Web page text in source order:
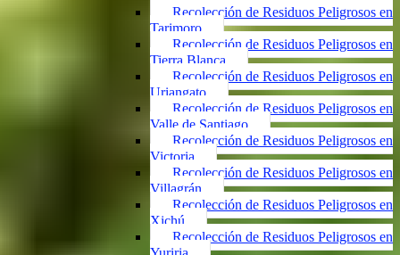
Recolección de Residuos Peligrosos en
Tarimoro
Recolección de Residuos Peligrosos en
Tierra Blanca
Recolección de Residuos Peligrosos en
Uriangato
Recolección de Residuos Peligrosos en
Valle de Santiago
Recolección de Residuos Peligrosos en
Victoria
Recolección de Residuos Peligrosos en
Villagrán
Recolección de Residuos Peligrosos en
Xichú
Recolección de Residuos Peligrosos en